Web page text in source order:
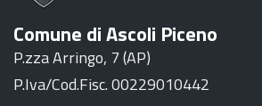
Comune di Ascoli Piceno
P.zza Arringo, 7 (AP)
P.Iva/Cod.Fisc. 00229010442